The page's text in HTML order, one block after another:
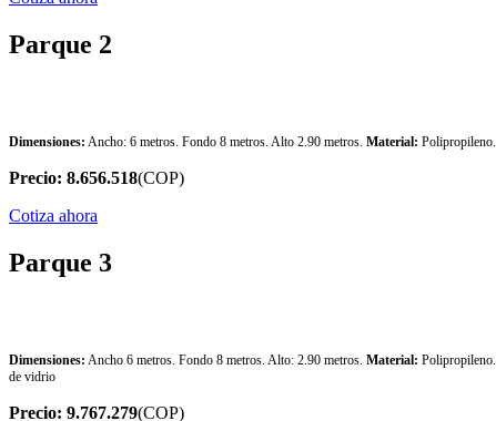
Parque 2
Dimensiones: Ancho: 6 metros. Fondo 8 metros. Alto 2.90 metros. Material: Polipropileno.
Precio: 8.656.518(COP)
Cotiza ahora
Parque 3
Dimensiones: Ancho 6 metros. Fondo 8 metros. Alto: 2.90 metros. Material: Polipropileno.
de vidrio
Precio: 9.767.279(COP)